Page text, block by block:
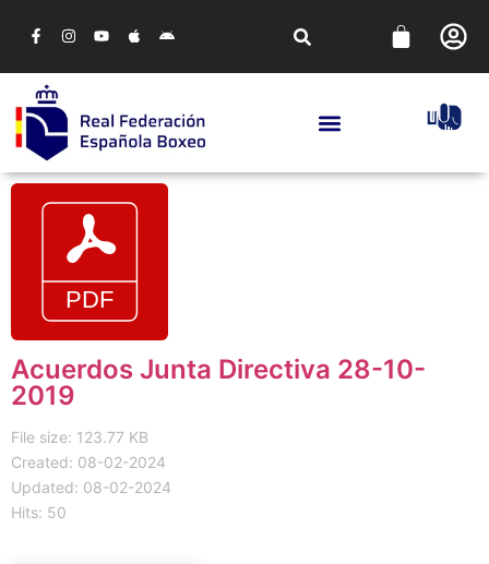
Acuerdos Junta Directiva 28-10-
2019
File size: 123.77 KB
Created: 08-02-2024
Updated: 08-02-2024
Hits: 50